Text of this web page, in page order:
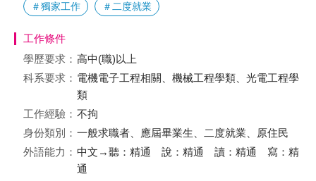
＃獨家工作 ＃二度就業
工作條件
學歷要求： 高中(職)以上
科系要求： 電機電子工程相關、機械工程學類、光電工程學
類
工作經驗： 不拘
身份類別： 一般求職者、應屆畢業生、二度就業、原住民
外語能力： 中文→聽：精通 說：精通 讀：精通 寫：精
通